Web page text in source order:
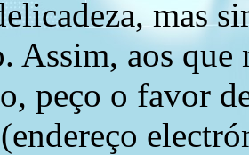
mas
Assim, aos
peço o favor